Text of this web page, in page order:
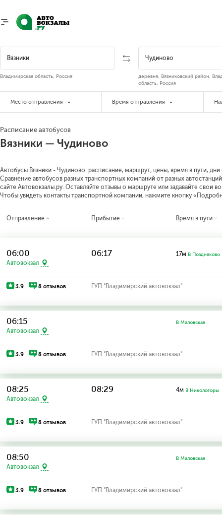
Владимирская область, Россия
деревня, Вязниковский район,
область, Россия
Место отправления Время отправления
Расписание автобусов
Вязники — Чудиново
Автобусы Вязники - Чудиново: расписание, маршрут, цены, время в пути,
Сравнение автобусов разных транспортных компаний от разных
сайте Автовокзалы.ру. Оставляйте отзывы о маршруте или задавайте свои
Чтобы увидеть контакты транспортной компании, нажмите кнопку
Отправление Прибытие Время в пути
06:00
Автовокзал
06:17 17м В Поздняково
3.9 8 отзывов ГУП "Владимирский автовокзал"
06:15
Автовокзал
В Маловская
3.9 8 отзывов ГУП "Владимирский автовокзал"
08:25
Автовокзал
08:29 4м В Никологоры
3.9 8 отзывов ГУП "Владимирский автовокзал"
08:50
Автовокзал
В Маловская
3.9 8 отзывов ГУП "Владимирский автовокзал"